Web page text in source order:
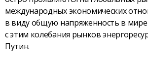
международных экономических
в виду общую напряженность в мире
с этим колебания рынков
Путин.